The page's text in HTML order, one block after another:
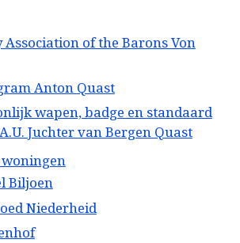
Association of the Barons Von
Anton Quast
wapen, badge en standaard
Juchter van Bergen Quast
Biljoen
Niederheid